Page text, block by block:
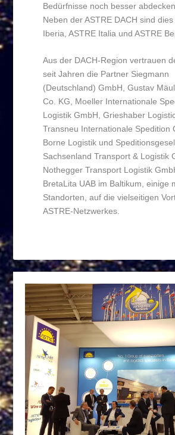
Bedürfnisse noch besser
Neben der ASTRE DACH sind dies
Iberia, ASTRE Italia und ASTRE
Aus der DACH-Region vertrauen
seit Jahren die Partner Siegmann
(Deutschland) GmbH, Gustav
Co. KG, Moeller Internationale
Logistik GmbH, Grieshaber
Transneu Internationale Spedition
Borne Logistik und
Sachsenland Transport & Logistik
Nothegger Transport Logistik
BretaLita UAB im Baltikum, einige
Standorten, auf die vielseitigen
ASTRE-Netzwerkes.